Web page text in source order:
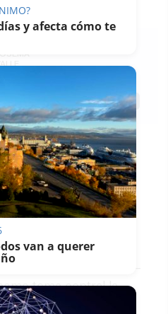
Facebook
X WhatsApp
Copy
Link
Guardar 0
Cádiz ha
Internacional de la
de una muestra de
CSIF de Fotografía
la sede provincial del
(IAM) en Cádiz.
de fotos del concurso –
tema central la
arte- viene a ser un
y afecta cómo te
van a querer